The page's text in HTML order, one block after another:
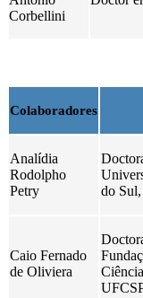
Corbellini
Colaboradores
Analídia
Rodolpho
Petry
do
Caio Fernado
de Oliviera